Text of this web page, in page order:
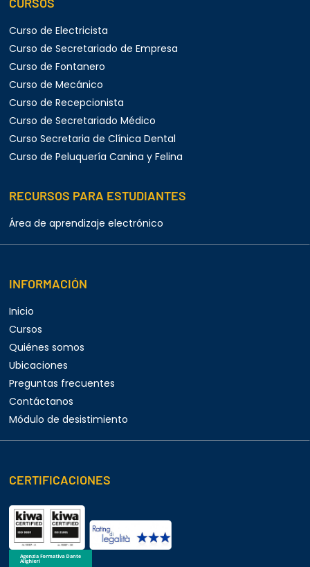
Curso de Electricista
Curso de Secretariado de Empresa
Curso de Fontanero
Curso de Mecánico
Curso de Recepcionista
Curso de Secretariado Médico
Curso Secretaria de Clínica Dental
Curso de Peluquería Canina y Felina
RECURSOS PARA ESTUDIANTES
Área de aprendizaje electrónico
INFORMACIÓN
Inicio
Cursos
Quiénes somos
Ubicaciones
Preguntas frecuentes
Contáctanos
Módulo de desistimiento
CERTIFICACIONES